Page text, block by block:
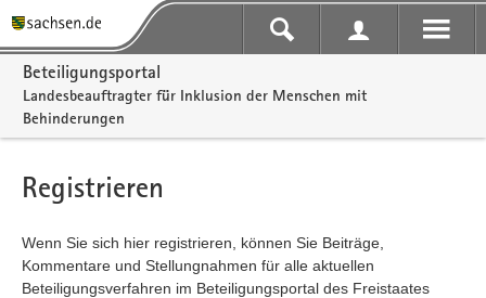
Portalnavigation
Beteiligungsportal
Landesbeauftragter für Inklusion der Menschen mit
Behinderungen
Registrieren
Wenn Sie sich hier registrieren, können Sie Beiträge,
Kommentare und Stellungnahmen für alle aktuellen
Beteiligungsverfahren im Beteiligungsportal des Freistaates